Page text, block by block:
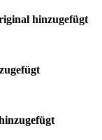
hinzugefügt